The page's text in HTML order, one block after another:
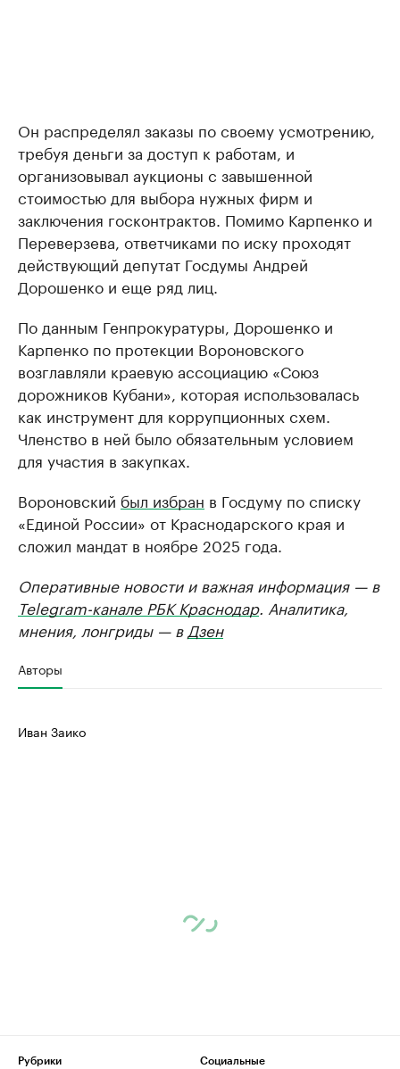
Он распределял заказы по своему усмотрению,
требуя деньги за доступ к работам, и
организовывал аукционы с завышенной
стоимостью для выбора нужных фирм и
заключения госконтрактов. Помимо Карпенко и
Переверзева, ответчиками по иску проходят
действующий депутат Госдумы Андрей
Дорошенко и еще ряд лиц.
По данным Генпрокуратуры, Дорошенко и
Карпенко по протекции Вороновского
возглавляли краевую ассоциацию «Союз
дорожников Кубани», которая использовалась
как инструмент для коррупционных схем.
Членство в ней было обязательным условием
для участия в закупках.
Вороновский был избран в Госдуму по списку
«Единой России» от Краснодарского края и
сложил мандат в ноябре 2025 года.
Оперативные новости и важная информация — в
Telegram-канале РБК Краснодар. Аналитика,
мнения, лонгриды — в Дзен
Авторы
Иван Заико
Рубрики
Социальные